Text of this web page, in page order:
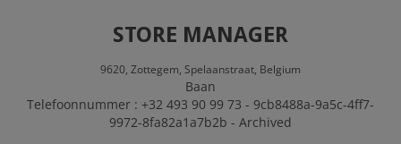
STORE MANAGER
9620, Zottegem, Spelaanstraat, Belgium
Baan
Telefoonnummer : +32 493 90 99 73 - 9cb8488a-9a5c-4ff7-
9972-8fa82a1a7b2b - Archived